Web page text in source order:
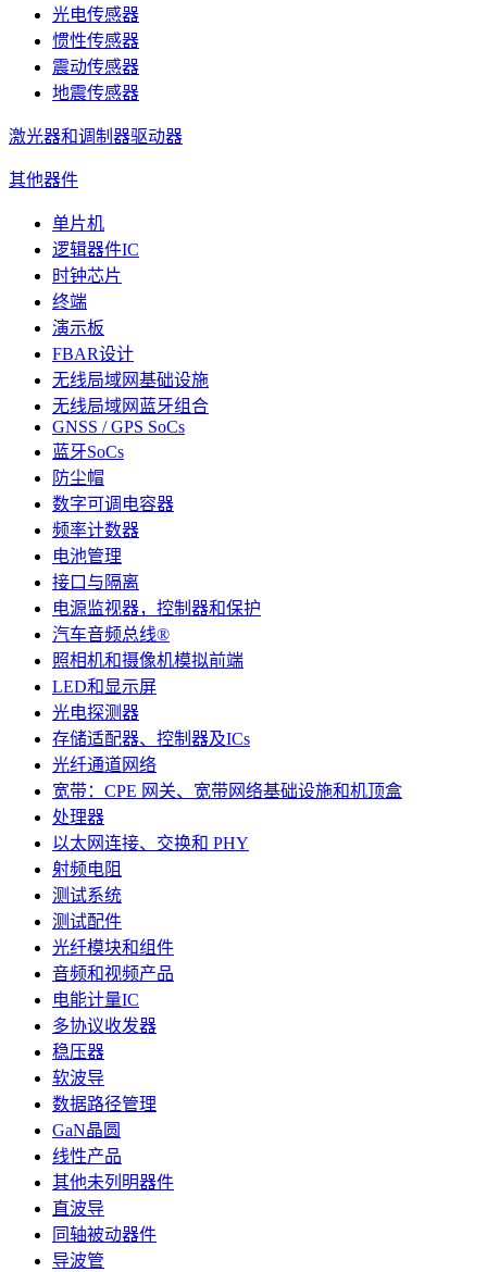
光电传感器
惯性传感器
震动传感器
地震传感器
激光器和调制器驱动器
其他器件
单片机
逻辑器件IC
时钟芯片
终端
演示板
FBAR设计
无线局域网基础设施
无线局域网蓝牙组合
GNSS / GPS SoCs
蓝牙SoCs
防尘帽
数字可调电容器
频率计数器
电池管理
接口与隔离
电源监视器，控制器和保护
汽车音频总线®
照相机和摄像机模拟前端
LED和显示屏
光电探测器
存储适配器、控制器及ICs
光纤通道网络
宽带：CPE 网关、宽带网络基础设施和机顶盒
处理器
以太网连接、交换和 PHY
射频电阻
测试系统
测试配件
光纤模块和组件
音频和视频产品
电能计量IC
多协议收发器
稳压器
软波导
数据路径管理
GaN晶圆
线性产品
其他未列明器件
直波导
同轴被动器件
导波管